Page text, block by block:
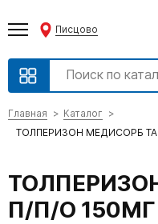
Писцово
Главная
Каталог
ТОЛПЕРИЗОН МЕДИСОРБ
П/П/О